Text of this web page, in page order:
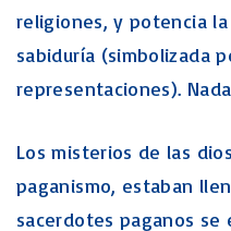
religiones, y potencia
sabiduría (simbolizada
representaciones).
Los misterios de las
paganismo, estaban
sacerdotes paganos